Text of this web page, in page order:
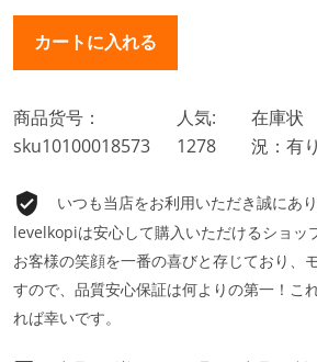
商品货号：
sku10100018573
人気:
1278
在庫状
況：有り
いつも当店をお利用いただき誠にあ
levelkopiは安心して購入いただけるショッ
お客様の笑顔を一番の喜びと存じており、
すので、品質安心保証は何よりの第一！こ
れば幸いです。